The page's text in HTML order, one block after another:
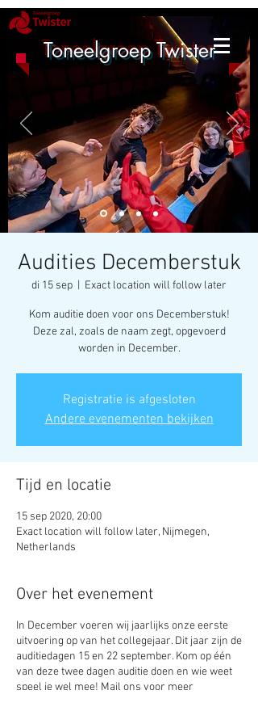
Toneelgroep Twister
Audities Decemberstuk
di 15 sep Exact location will follow later
Kom auditie doen voor ons Decemberstuk!
Deze zal, zoals de naam zegt, opgevoerd
worden in December.
Registratie is afgesloten
Andere evenementen bekijken
Tijd en locatie
15 sep 2020, 20:00
Exact location will follow later, Nijmegen,
Netherlands
Over het evenement
In December voeren wij jaarlijks onze eerste
uitvoering op van het collegejaar. Dit jaar zijn de
auditiedagen 15 en 22 september. Kom op één
van deze twee dagen auditie doen en wie weet
speel je wel mee! Mail ons voor meer